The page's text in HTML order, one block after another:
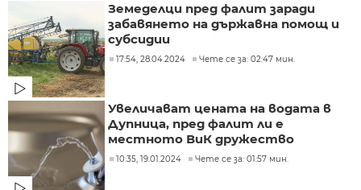
Земеделци пред фалит заради
забавянето на държавна помощ и
субсидии
17:54, 28.04.2024 Чете се за: 02:47 мин.
Увеличават цената на водата в
Дупница, пред фалит ли е
местното ВиК дружество
10:35, 19.01.2024 Чете се за: 01:57 мин.